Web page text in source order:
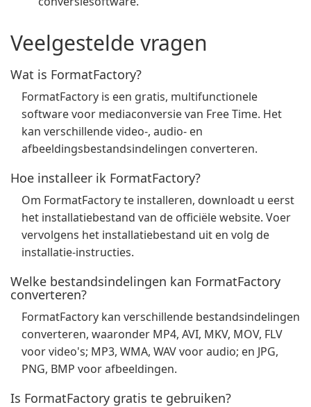
Veelgestelde vragen
Wat is FormatFactory?
FormatFactory is een gratis, multifunctionele
software voor mediaconversie van Free Time. Het
kan verschillende video-, audio- en
afbeeldingsbestandsindelingen converteren.
Hoe installeer ik FormatFactory?
Om FormatFactory te installeren, downloadt u eerst
het installatiebestand van de officiële website. Voer
vervolgens het installatiebestand uit en volg de
installatie-instructies.
Welke bestandsindelingen kan FormatFactory
converteren?
FormatFactory kan verschillende bestandsindelingen
converteren, waaronder MP4, AVI, MKV, MOV, FLV
voor video's; MP3, WMA, WAV voor audio; en JPG,
PNG, BMP voor afbeeldingen.
Is FormatFactory gratis te gebruiken?